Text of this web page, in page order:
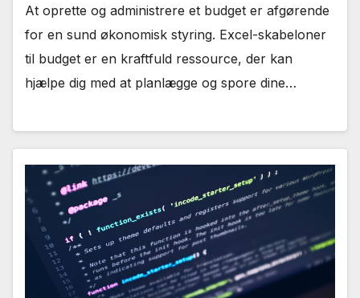
At oprette og administrere et budget er afgørende
for en sund økonomisk styring. Excel-skabeloner
til budget er en kraftfuld ressource, der kan
hjælpe dig med at planlægge og spore dine…